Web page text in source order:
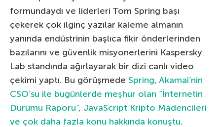
formundaydı ve liderleri Tom Spring başı
çekerek çok ilginç yazılar kaleme almanın
yanında endüstrinin başlıca fikir önderlerinden
bazılarını ve güvenlik misyonerlerini Kaspersky
Lab standında ağırlayarak bir dizi canlı video
çekimi yaptı. Bu görüşmede Spring, Akamai’nin
CSO’su ile bugünlerde meşhur olan “İnternetin
Durumu Raporu”, JavaScript Kripto Madencileri
ve çok daha fazla konu hakkında konuştu.